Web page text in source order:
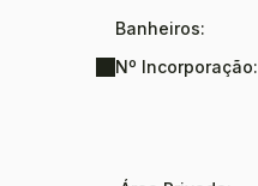
💰 Imóvel disponível
Banheiros:
Nº Incorporação: